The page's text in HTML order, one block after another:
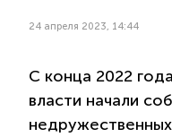
24 апреля 2023, 14:44
С конца 2022
власти начали